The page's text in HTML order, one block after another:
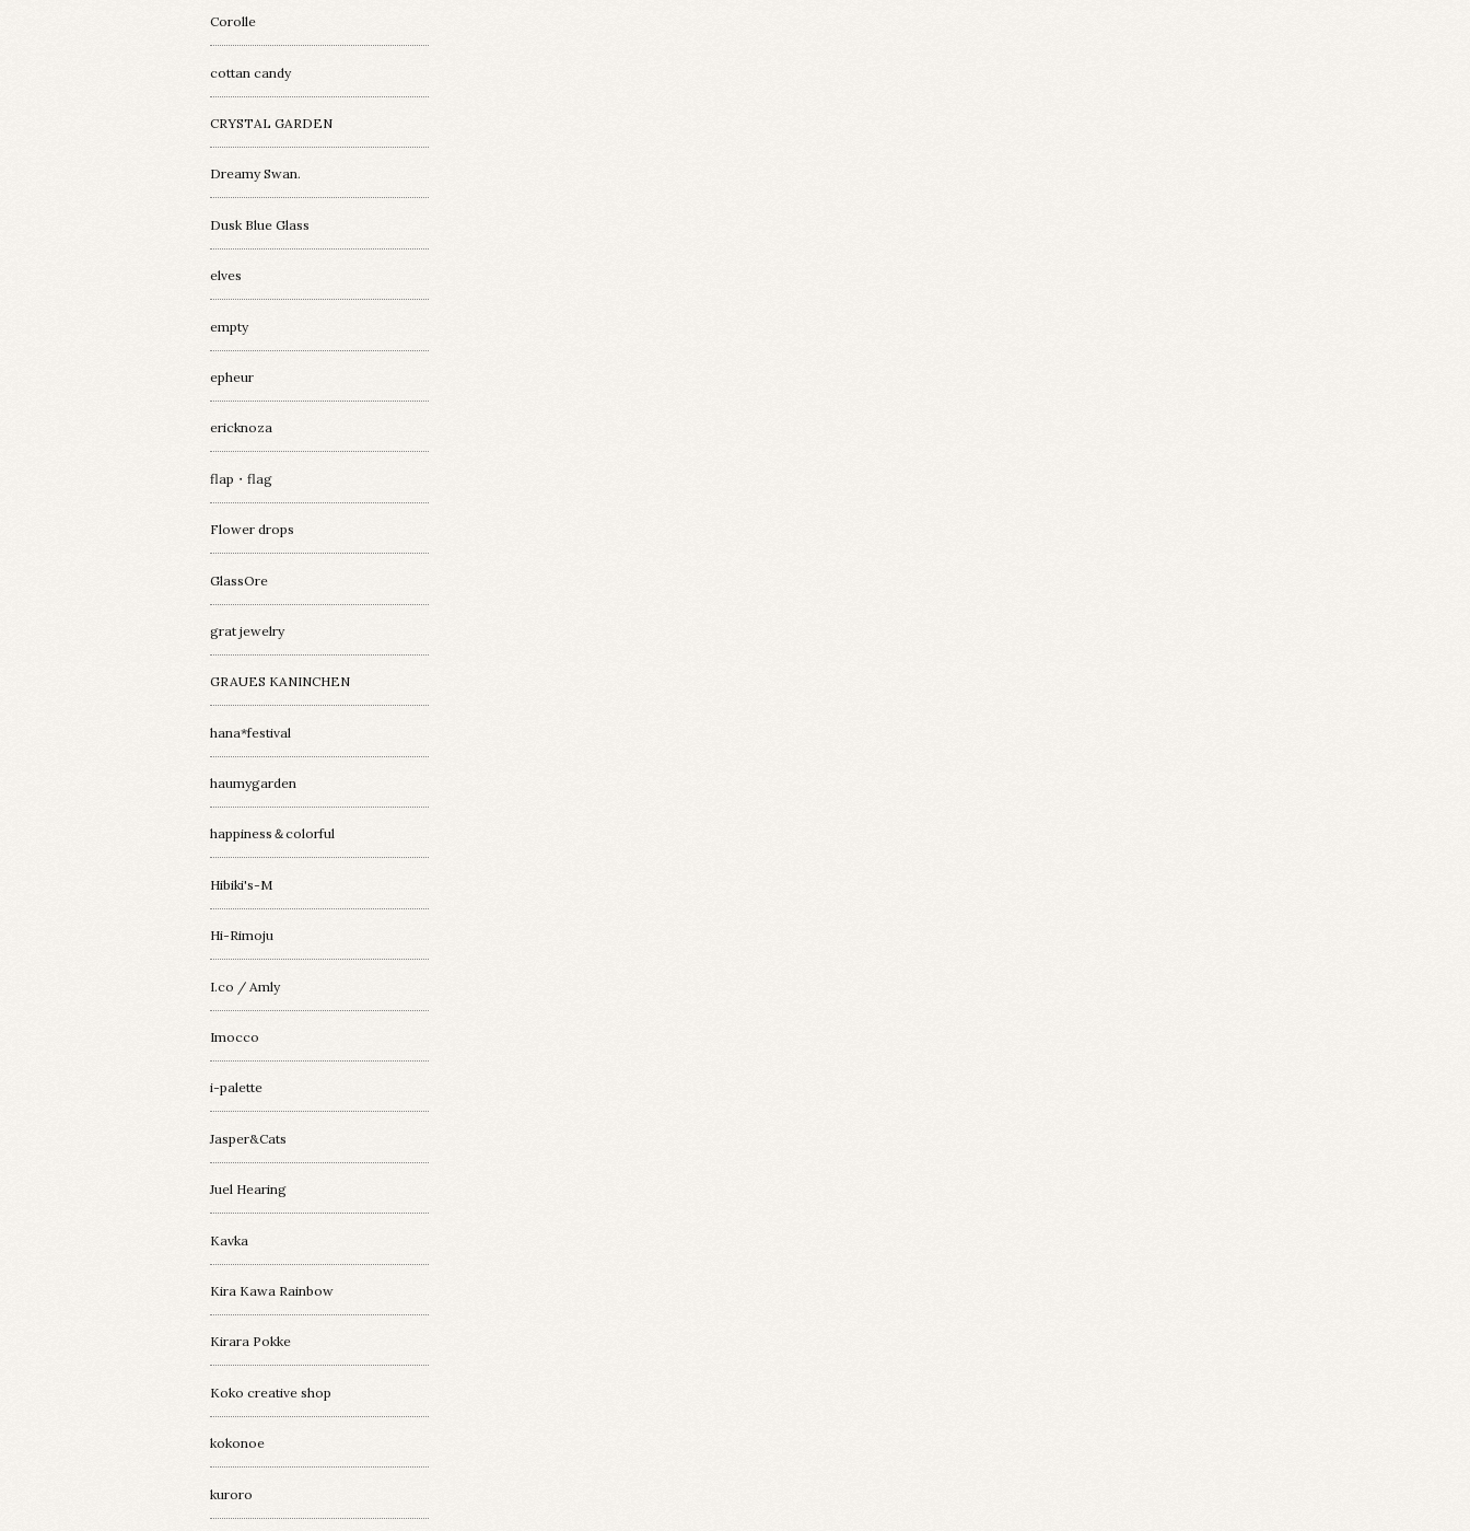
Corolle
cottan candy
CRYSTAL GARDEN
Dreamy Swan.
Dusk Blue Glass
elves
empty
epheur
ericknoza
flap・flag
Flower drops
GlassOre
grat jewelry
GRAUES KANINCHEN
hana*festival
haumygarden
happiness＆colorful
Hibiki's-M
Hi-Rimoju
I.co / Amly
Imocco
i-palette
Jasper&Cats
Juel Hearing
Kavka
Kira Kawa Rainbow
Kirara Pokke
Koko creative shop
kokonoe
kuroro